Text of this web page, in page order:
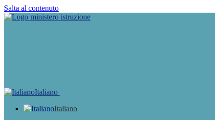
Salta al contenuto
Italiano
Italiano